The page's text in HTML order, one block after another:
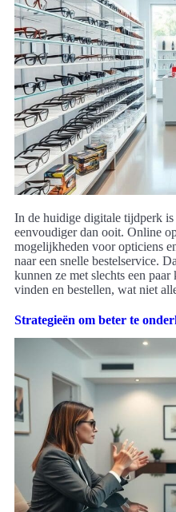
In de huidige digitale tijdperk is
eenvoudiger dan ooit. Online
mogelijkheden voor opticiens
naar een snelle bestelservice.
kunnen ze met slechts een
vinden en bestellen, wat niet
Strategieën om beter te